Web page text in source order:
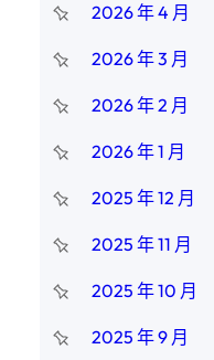
2026 年 4 月
2026 年 3 月
2026 年 2 月
2026 年 1 月
2025 年 12 月
2025 年 11 月
2025 年 10 月
2025 年 9 月